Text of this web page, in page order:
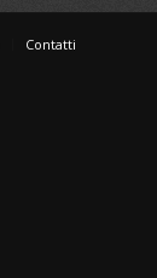
Contatti